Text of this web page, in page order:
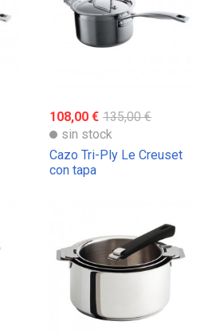
108,00 € 135,00 €
sin stock
Cazo Tri-Ply Le Creuset
con tapa